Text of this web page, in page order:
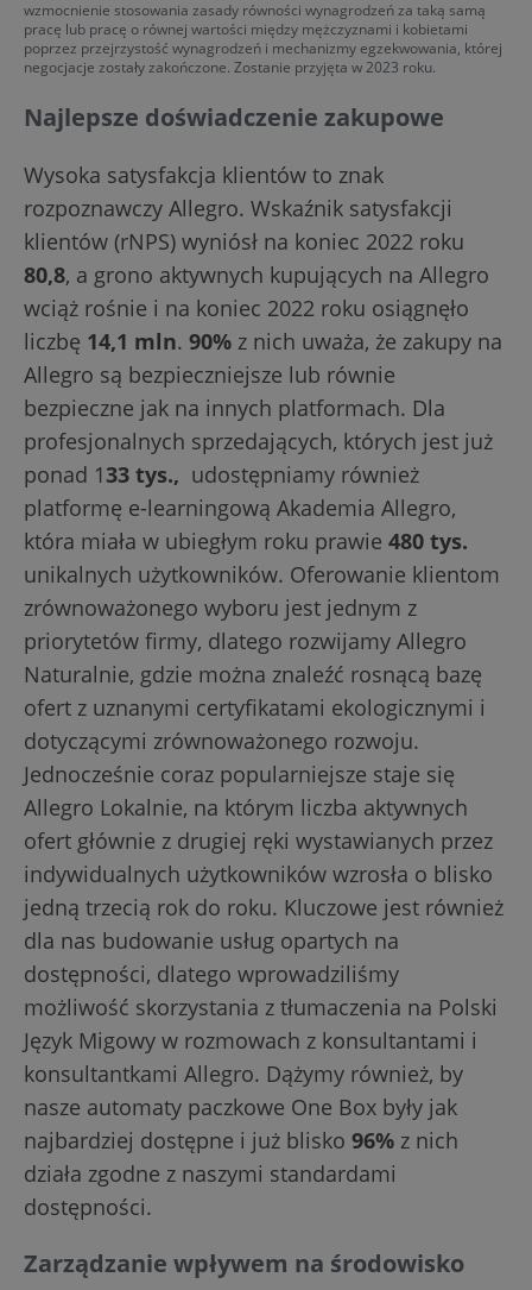
wzmocnienie stosowania zasady równości wynagrodzeń za taką samą
pracę lub pracę o równej wartości między mężczyznami i kobietami
poprzez przejrzystość wynagrodzeń i mechanizmy egzekwowania, której
negocjacje zostały zakończone. Zostanie przyjęta w 2023 roku.
Najlepsze doświadczenie zakupowe
Wysoka satysfakcja klientów to znak
rozpoznawczy Allegro. Wskaźnik satysfakcji
klientów (rNPS) wyniósł na koniec 2022 roku
80,8, a grono aktywnych kupujących na Allegro
wciąż rośnie i na koniec 2022 roku osiągnęło
liczbę 14,1 mln. 90% z nich uważa, że zakupy na
Allegro są bezpieczniejsze lub równie
bezpieczne jak na innych platformach. Dla
profesjonalnych sprzedających, których jest już
ponad 133 tys., udostępniamy również
platformę e-learningową Akademia Allegro,
która miała w ubiegłym roku prawie 480 tys.
unikalnych użytkowników. Oferowanie klientom
zrównoważonego wyboru jest jednym z
priorytetów firmy, dlatego rozwijamy Allegro
Naturalnie, gdzie można znaleźć rosnącą bazę
ofert z uznanymi certyfikatami ekologicznymi i
dotyczącymi zrównoważonego rozwoju.
Jednocześnie coraz popularniejsze staje się
Allegro Lokalnie, na którym liczba aktywnych
ofert głównie z drugiej ręki wystawianych przez
indywidualnych użytkowników wzrosła o blisko
jedną trzecią rok do roku. Kluczowe jest również
dla nas budowanie usług opartych na
dostępności, dlatego wprowadziliśmy
możliwość skorzystania z tłumaczenia na Polski
Język Migowy w rozmowach z konsultantami i
konsultantkami Allegro. Dążymy również, by
nasze automaty paczkowe One Box były jak
najbardziej dostępne i już blisko 96% z nich
działa zgodne z naszymi standardami
dostępności.
Zarządzanie wpływem na środowisko